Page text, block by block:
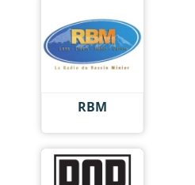
RBM